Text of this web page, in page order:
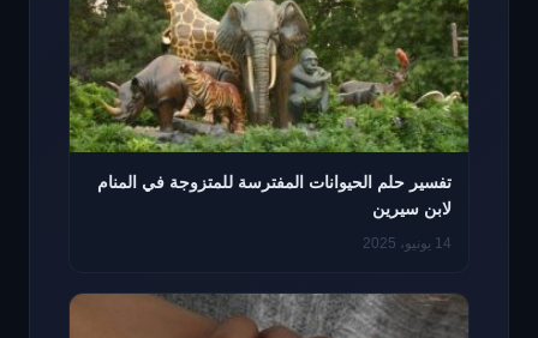
تفسير حلم الحيوانات المفترسة للمتزوجة في المنام
لابن سيرين
14 يونيو، 2025